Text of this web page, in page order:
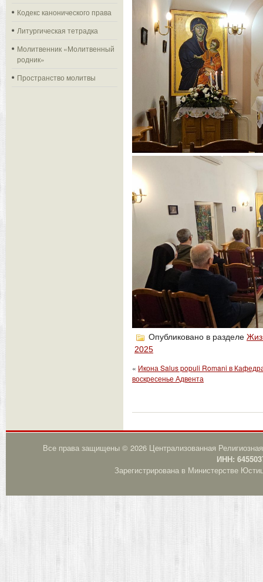
Кодекс канонического права
Литургическая тетрадка
Молитвенник «Молитвенный
родник»
Пространство молитвы
Опубликовано в разделе
2025
« Икона Salus populi Romani в
воскресенье Адвента
Все права защищены © 2026 Централизованная
ИНН:
Зарегистрирована в Министерстве